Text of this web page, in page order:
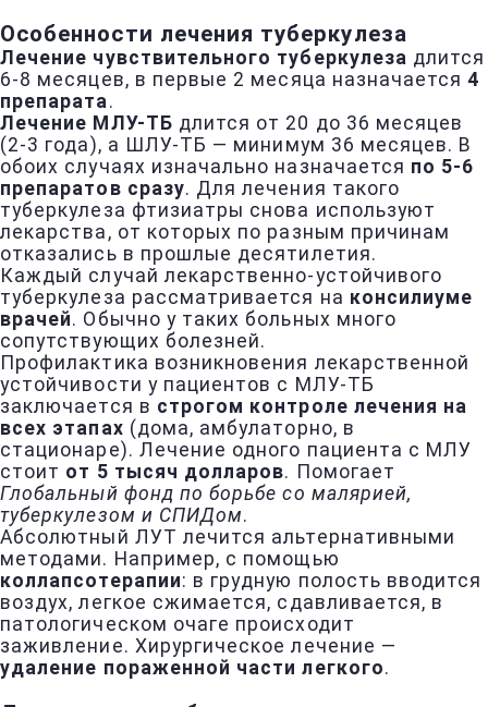
Особенности лечения туберкулеза
Лечение чувствительного туберкулеза длится
6-8 месяцев, в первые 2 месяца назначается4
препарата.
Лечение МЛУ-ТБ длится от 20 до 36 месяцев
(2-3 года), а ШЛУ-ТБ — минимум 36 месяцев. В
обоих случаях изначально назначается по 5-6
препаратов сразу. Для лечения такого
туберкулеза фтизиатры снова используют
лекарства, от которых по разным причинам
отказались в прошлые десятилетия.
Каждый случай лекарственно-устойчивого
туберкулеза рассматривается на консилиуме
врачей. Обычно у таких больных много
сопутствующих болезней.
Профилактика возникновения лекарственной
устойчивости у пациентов с МЛУ-ТБ
заключается в строгом контроле лечения на
всех этапах (дома, амбулаторно, в
стационаре). Лечение одного пациента с МЛУ
стоит от 5 тысяч долларов. Помогает
Глобальный фонд по борьбе со малярией,
туберкулезом и СПИДом.
Абсолютный ЛУТ лечится альтернативными
методами. Например, с помощью
коллапсотерапии: в грудную полость вводится
воздух, легкое сжимается, сдавливается, в
патологическом очаге происходит
заживление. Хирургическое лечение —
удаление пораженной части легкого.